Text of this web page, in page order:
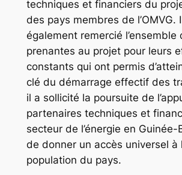
techniques et financiers du
des pays membres de l’OMVG.
également remercié l’ensemble
prenantes au projet pour leurs
constants qui ont permis
clé du démarrage effectif des
il a sollicité la poursuite de
partenaires techniques et
secteur de l’énergie en Guinée-
de donner un accès universel à
population du pays.